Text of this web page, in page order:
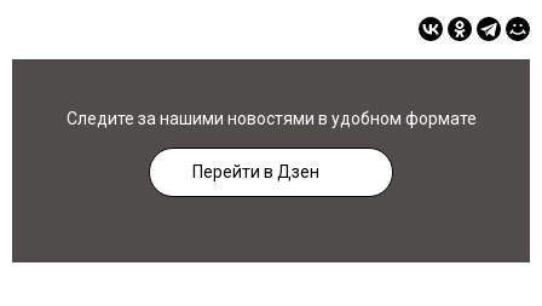
Следите за нашими новостями в удобном формате
Перейти в Дзен